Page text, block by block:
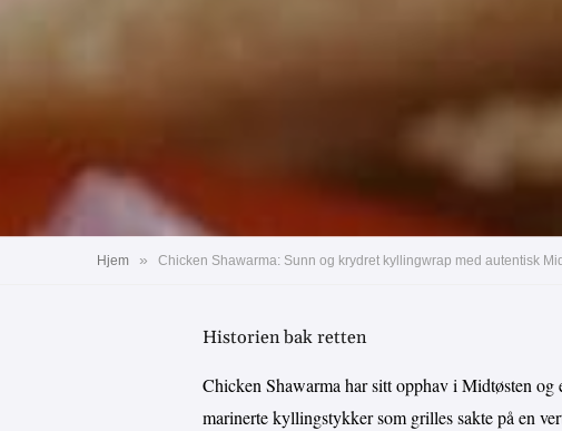
Hjem » Chicken Shawarma: Sunn og krydret kyllingwrap med autentisk
Historien bak retten
Chicken Shawarma har sitt opphav i Midtøsten
marinerte kyllingstykker som grilles sakte på en